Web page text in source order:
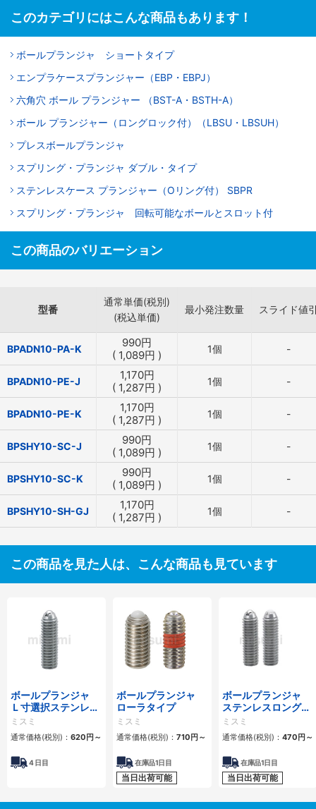
このカテゴリにはこんな商品もあります！
ボールプランジャ ショートタイプ
エンプラケースプランジャー（EBP・EBPJ）
六角穴 ボール プランジャー （BST-A・BSTH-A）
ボール プランジャー（ロングロック付）（LBSU・LBSUH）
プレスボールプランジャ
スプリング・プランジャ ダブル・タイプ
ステンレスケース プランジャー（Oリング付） SBPR
スプリング・プランジャ 回転可能なボールとスロット付
この商品のバリエーション
型番
通常単価(税別)
(税込単価)
最小発注数量 スライド値
BPADN10-PA-K 990円
( 1,089円 ) 1個 -
BPADN10-PE-J 1,170円
( 1,287円 ) 1個 -
BPADN10-PE-K 1,170円
( 1,287円 ) 1個 -
BPSHY10-SC-J 990円
( 1,089円 ) 1個 -
BPSHY10-SC-K 990円
( 1,089円 ) 1個 -
BPSHY10-SH-GJ 1,170円
( 1,287円 ) 1個 -
この商品を見た人は、こんな商品も見ています
ボールプランジャ
Ｌ寸選択ステンレス
ロングタイプ
ミスミ
通常価格(税別)： 620円～
4日目
ボールプランジャ
ローラタイプ
ミスミ
通常価格(税別)： 710円～
在庫品1日目
当日出荷可能
ボールプランジャ
ステンレスロングタ
イプ
ミスミ
通常価格(税別)： 470円～
在庫品1日目
当日出荷可能